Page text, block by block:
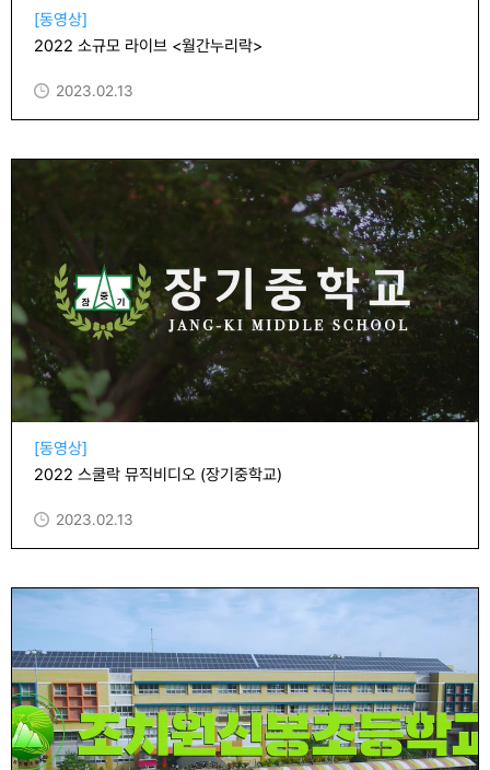
[동영상]
2022 소규모 라이브 <월간누리락>
2023.02.13
[동영상]
2022 스쿨락 뮤직비디오 (장기중학교)
2023.02.13